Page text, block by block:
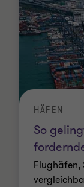
So
HÄFEN
Flughäfen,